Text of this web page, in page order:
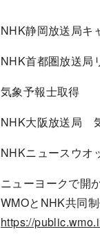
NHK静岡放送局キ
NHK首都圏放送局
気象予報士取得
NHK大阪放送局
NHKニュースウ
ニューヨークで開
WMOとNHK共同
https://